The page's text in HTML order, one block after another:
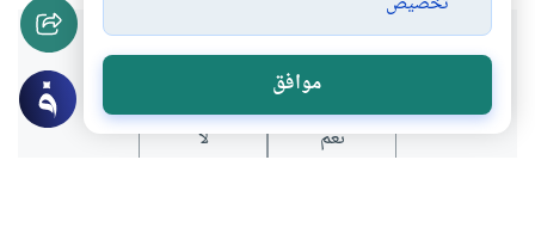
هل انتفعت بهذا المحتوى؟
نعم لا
موافق